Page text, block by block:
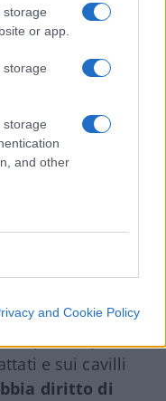
storage
or app.
storage
storage
and other
and Cookie Policy
su queste
conclusioni
ci si può
di questi che
che
immortalato
di nuove
hanno impiegato
quale sia il vero
e sui cavilli
diritto di